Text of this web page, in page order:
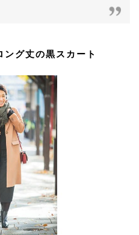
ング丈の黒スカート